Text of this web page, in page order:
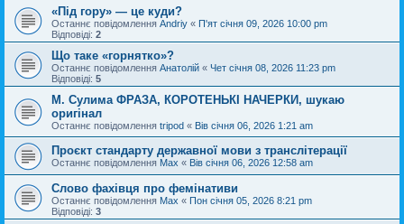
«Під гору» — це куди?
Останнє повідомлення Andriy « П'ят січня 09, 2026 10:00 pm
Відповіді: 2
Що таке «горнятко»?
Останнє повідомлення Анатолій « Чет січня 08, 2026 11:23 pm
Відповіді: 5
М. Сулима ФРАЗА, КОРОТЕНЬКІ НАЧЕРКИ, шукаю
оригінал
Останнє повідомлення tripod « Вів січня 06, 2026 1:21 am
Проєкт стандарту державної мови з транслітерації
Останнє повідомлення Max « Вів січня 06, 2026 12:58 am
Слово фахівця про фемінативи
Останнє повідомлення Max « Пон січня 05, 2026 8:21 pm
Відповіді: 3